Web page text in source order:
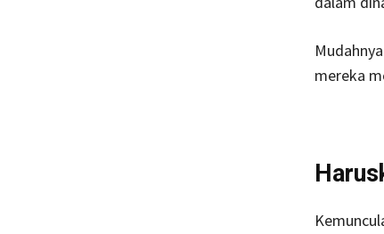
mereka